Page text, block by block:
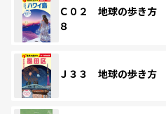
Ｃ０２ 地球の歩き方
８
Ｊ３３ 地球の歩き方